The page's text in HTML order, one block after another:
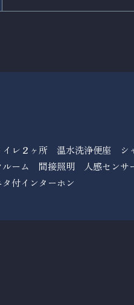
レ２ヶ所 温水洗浄便座 シ
ルーム 間接照明 人感セ
付インターホン